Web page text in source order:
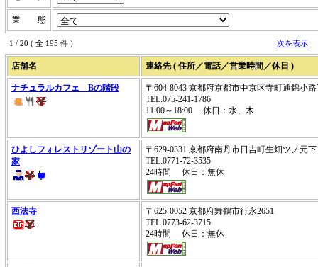
業 態
1 / 20 ( 全 195 件 ) 次を表示
店舗名 連絡先 ( 住所／電話／営業時間／休日 )
ナチュラルカフェ Bの階段
〒604-8043 京都府京都市中京区寺町通錦小
TEL.075-241-1786
11:00～18:00 休日：水、木
ひよしフォレストリゾート山の
家
〒629-0331 京都府南丹市日吉町生畑ツノ元下
TEL.0771-72-3535
24時間 休日：無休
西法寺
〒625-0052 京都府舞鶴市行永2651
TEL.0773-62-3715
24時間 休日：無休